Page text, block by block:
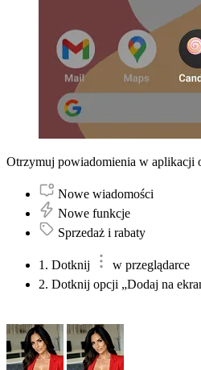
Otrzymuj powiadomienia w aplikacji
Nowe wiadomości
Nowe funkcje
Sprzedaż i rabaty
1. Dotknij
w przeglądarce
2. Dotknij opcji „Dodaj na